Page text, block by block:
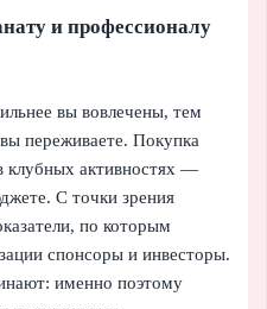
и профессионалу
вы вовлечены, тем
переживаете. Покупка
клубных активностях —
С точки зрения
по которым
спонсоры и инвесторы.
именно поэтому